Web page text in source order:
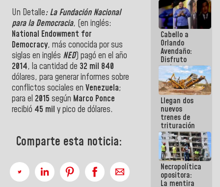
Un Detalle: La Fundación Nacional
para la Democracia, (en inglés:
National Endowment for
Democracy, más conocida por sus
siglas en inglés NED) pagó en el año
2014, la cantidad de 32 mil 840
dólares, para generar informes sobre
conflictos sociales en Venezuela;
para el 2015 según Marco Ponce
recibió 45 mil y pico de dólares.
Comparte esta noticia:
Cabello a
Orlando
Avendaño:
Disfruto
cada vez
que escribes
porque lo
que haces
es
embarrarla
Llegan dos
nuevos
trenes de
trituración
para
optimizar
manejo de
escombros
en La Guaira
Necropolítica
opositora:
La mentira